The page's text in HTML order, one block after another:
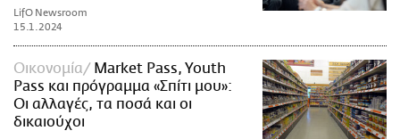
LifO Newsroom
15.1.2024
Οικονομία
Market Pass, Youth
Pass και πρόγραμμα «Σπίτι μου»:
Οι αλλαγές, τα ποσά και οι
δικαιούχοι